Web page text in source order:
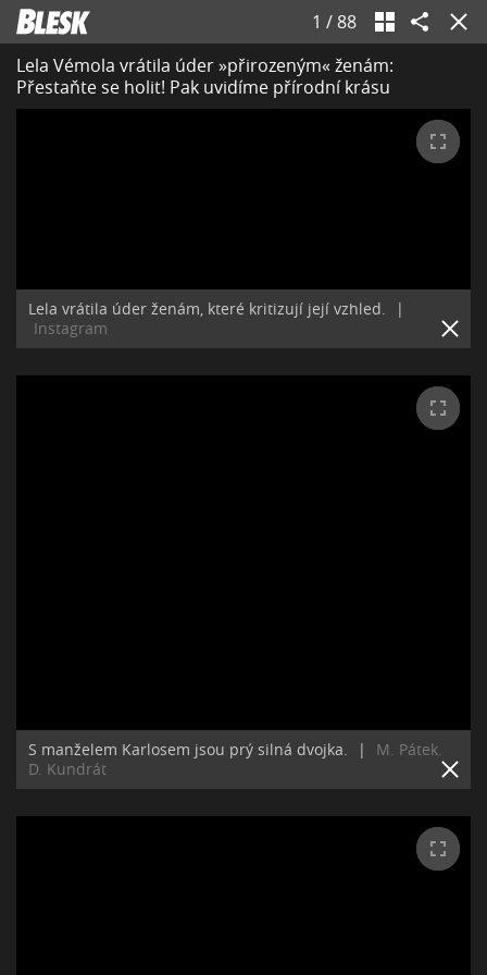
1 / 88
Lela Vémola vrátila úder »přirozeným« ženám:
Přestaňte se holit! Pak uvidíme přírodní krásu
Lela vrátila úder ženám, které kritizují její vzhled.
|
Instagram
S manželem Karlosem jsou prý silná dvojka. |
M. Pátek.
D. Kundrát